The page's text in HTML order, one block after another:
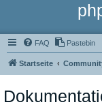
FAQ Pastebin
Startseite